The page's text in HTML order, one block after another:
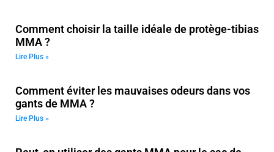
Comment choisir la taille idéale de protège-tibias
MMA ?
Lire Plus »
Comment éviter les mauvaises odeurs dans vos
gants de MMA ?
Lire Plus »